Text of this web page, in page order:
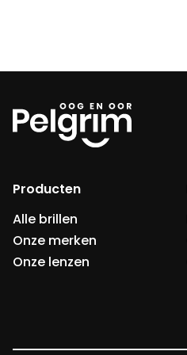
Producten
Alle brillen
Onze merken
Onze lenzen